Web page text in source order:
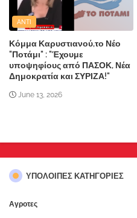
ANTI
Κόμμα Καρυστιανού,το Νέο
"Ποτάμι" : "Έχουμε
υποψηφίους από ΠΑΣΟΚ, Νέα
Δημοκρατία και ΣΥΡΙΖΑ!"
June 13, 2026
ΥΠΌΛΟΙΠΕΣ ΚΑΤΗΓΟΡΊΕΣ
Αγροτες